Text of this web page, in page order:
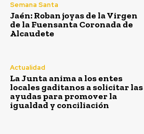
Semana Santa
Jaén: Roban joyas de la Virgen
de la Fuensanta Coronada de
Alcaudete
Actualidad
La Junta anima a los entes
locales gaditanos a solicitar las
ayudas para promover la
igualdad y conciliación